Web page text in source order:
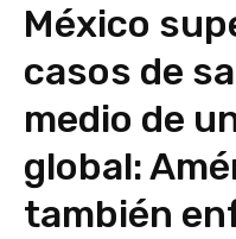
México
casos de
medio de
global:
también